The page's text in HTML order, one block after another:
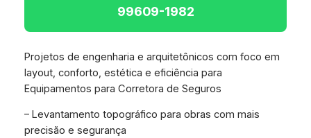
99609-1982
Projetos de engenharia e arquitetônicos com foco em
layout, conforto, estética e eficiência para
Equipamentos para Corretora de Seguros
– Levantamento topográfico para obras com mais
precisão e segurança